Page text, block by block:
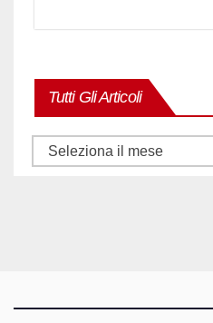
Tutti Gli Articoli
Tutti